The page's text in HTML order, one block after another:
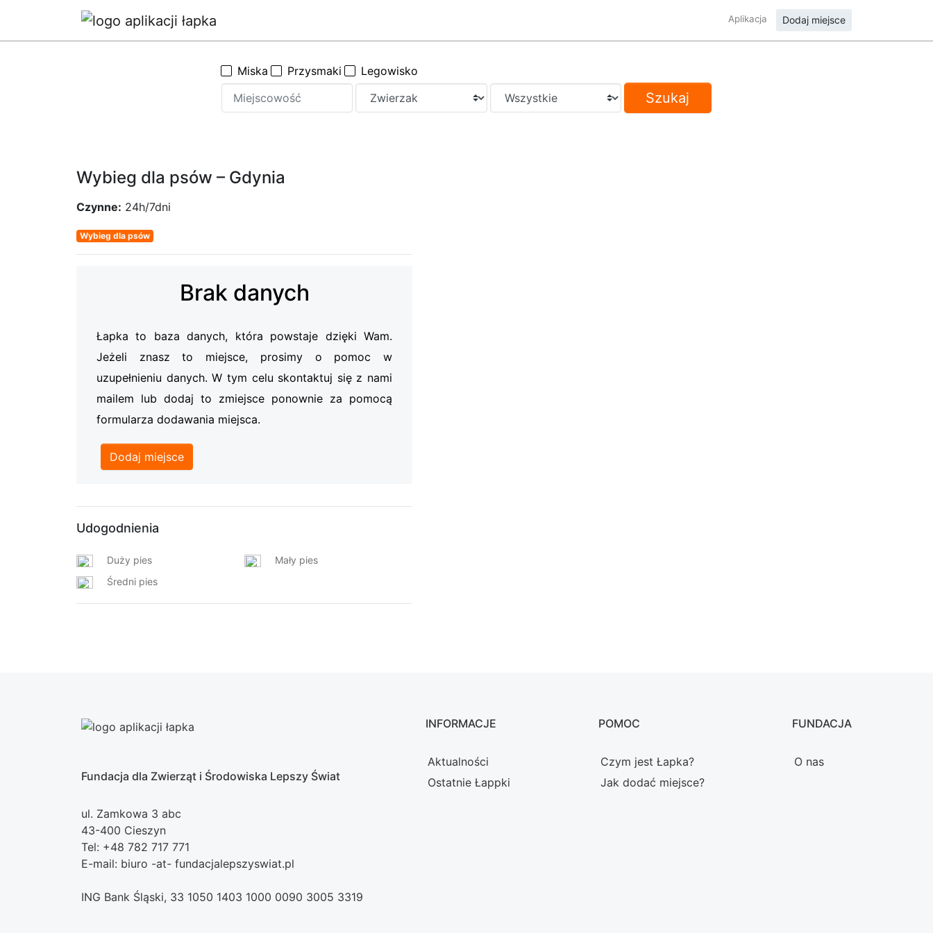
Aplikacja Dodaj miejsce
Miska Przysmaki Legowisko
Szukaj
Wybieg dla psów – Gdynia
Czynne: 24h/7dni
Wybieg dla psów
Brak danych
Łapka to baza danych, która powstaje dzięki Wam.
Jeżeli znasz to miejsce, prosimy o pomoc w
uzupełnieniu danych. W tym celu skontaktuj się z nami
mailem lub dodaj to zmiejsce ponownie za pomocą
formularza dodawania miejsca.
Dodaj miejsce
Udogodnienia
Duży pies
Mały pies
Średni pies
Fundacja dla Zwierząt i Środowiska Lepszy Świat
ul. Zamkowa 3 abc
43-400 Cieszyn
Tel: +48 782 717 771
E-mail: biuro -at- fundacjalepszyswiat.pl
INFORMACJE
Aktualności
Ostatnie Łappki
POMOC
Czym jest Łapka?
Jak dodać miejsce?
FUNDACJA
O nas
ING Bank Śląski, 33 1050 1403 1000 0090 3005 3319